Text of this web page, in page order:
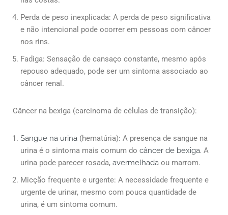
Perda de peso inexplicada: A perda de peso significativa
e não intencional pode ocorrer em pessoas com câncer
nos rins.
Fadiga: Sensação de cansaço constante, mesmo após
repouso adequado, pode ser um sintoma associado ao
câncer renal.
Câncer na bexiga (carcinoma de células de transição):
Sangue na urina (hematúria): A presença de sangue na
urina é o sintoma mais comum do câncer de bexiga. A
urina pode parecer rosada, avermelhada ou marrom.
Micção frequente e urgente: A necessidade frequente e
urgente de urinar, mesmo com pouca quantidade de
urina, é um sintoma comum.